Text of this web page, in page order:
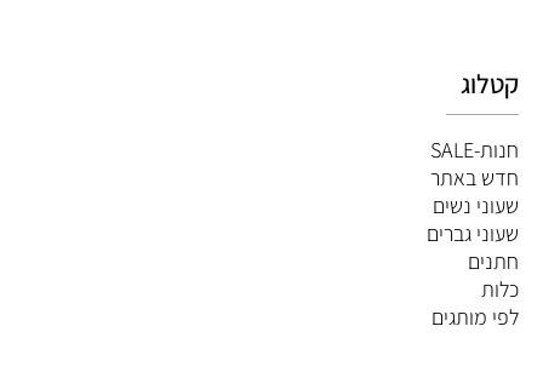
קטלוג
חנות-SALE
חדש באתר
שעוני נשים
שעוני גברים
חתנים
כלות
לפי מותגים